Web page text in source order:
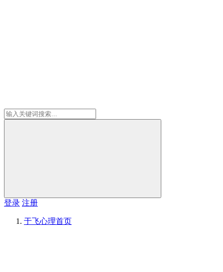
登录 注册
于飞心理首页